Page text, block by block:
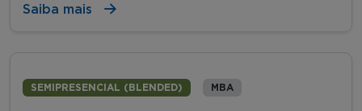
Saiba mais
SEMIPRESENCIAL (BLENDED) MBA